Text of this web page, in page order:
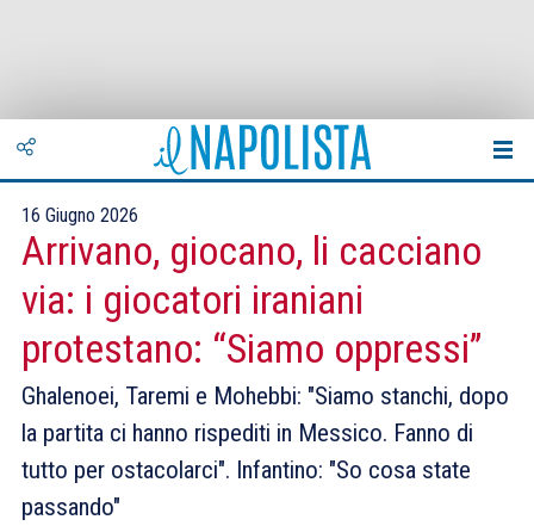
16 Giugno 2026
Arrivano, giocano, li cacciano
via: i giocatori iraniani
protestano: “Siamo oppressi”
Ghalenoei, Taremi e Mohebbi: "Siamo stanchi, dopo
la partita ci hanno rispediti in Messico. Fanno di
tutto per ostacolarci". Infantino: "So cosa state
passando"